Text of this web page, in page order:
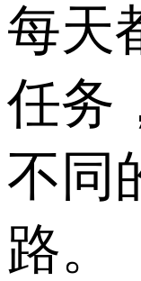
每天
任务
不同
路。